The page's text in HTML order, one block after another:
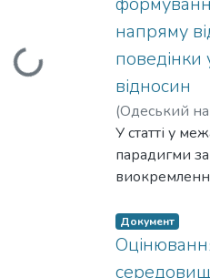
напряму
поведінки
відносин
(Одеський
університет,
Onyshko, O.
У статті у
парадигми
з’ясування
Документ